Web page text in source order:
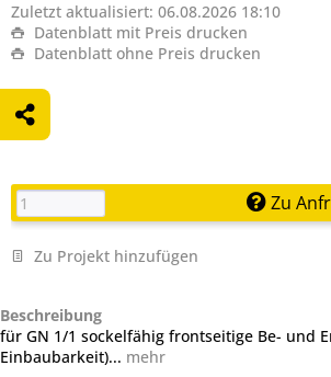
Zuletzt aktualisiert: 06.08.2026 18:10
Datenblatt mit Preis drucken
Datenblatt ohne Preis drucken
Zu
Zu Projekt hinzufügen
Beschreibung
für GN 1/1 sockelfähig frontseitige Be- und
Einbaubarkeit)... mehr